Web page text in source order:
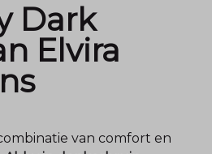
Dark
Elvira
van comfort en